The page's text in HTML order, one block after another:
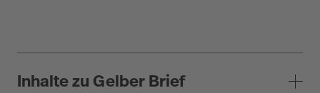
Inhalte zu Gelber Brief